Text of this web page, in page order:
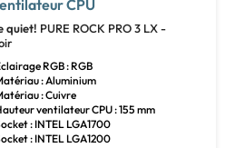
CPU
quiet! PURE ROCK PRO 3 LX -
RGB : RGB
: Aluminium
: Cuivre
ventilateur CPU : 155 mm
: INTEL LGA1700
: INTEL LGA1200